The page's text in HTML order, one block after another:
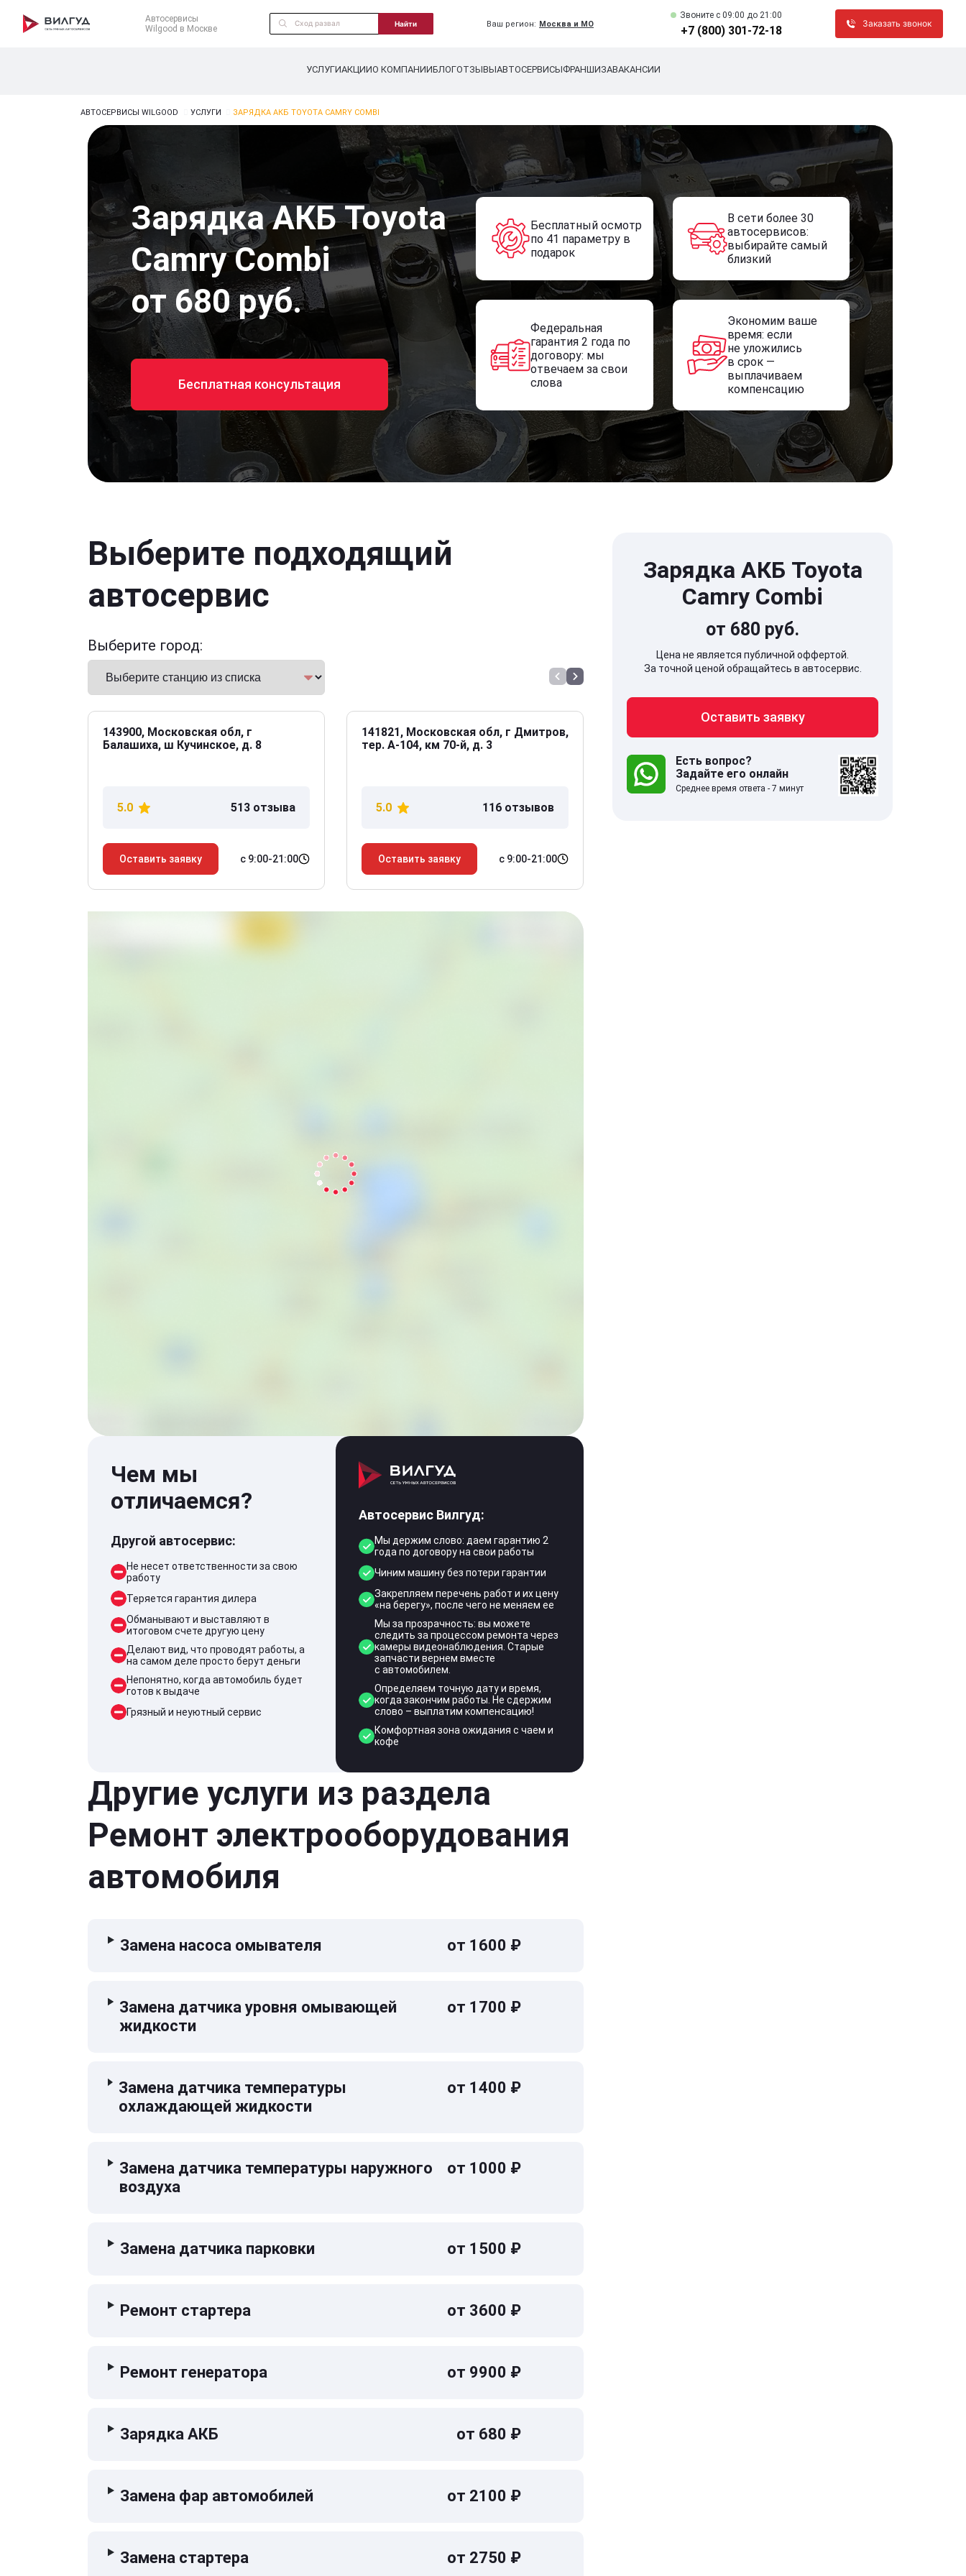
Автосервисы
Wilgood в Москве
Найти Ваш регион: Москва и МО
Звоните c 09:00 до 21:00
+7 (800) 301-72-18
Заказать звонок
УСЛУГИАКЦИИО КОМПАНИИБЛОГОТЗЫВЫАВТОСЕРВИСЫФРАНШИЗАВАКАНСИИ
АВТОСЕРВИСЫ WILGOOD УСЛУГИ ЗАРЯДКА АКБ TOYOTA CAMRY COMBI
Зарядка АКБ Toyota
Camry Combi
от 680 руб.
Бесплатная консультация
Бесплатный осмотр
по 41 параметру в
подарок
В сети более 30
автосервисов:
выбирайте самый
близкий
Федеральная
гарантия 2 года по
договору: мы
отвечаем за свои
слова
Экономим ваше
время: если
не уложились
в срок —
выплачиваем
компенсацию
Выберите подходящий
автосервис
Выберите город:
143900, Московская обл, г
Балашиха, ш Кучинское, д. 8
5.0 513 отзыва
Оставить заявку с 9:00-21:00
141821, Московская обл, г Дмитров,
тер. А-104, км 70-й, д. 3
5.0 116 отзывов
Оставить заявку с 9:00-21:00
141707, Московская обл,
дом 5
Чем мы
отличаемся?
Другой автосервис:
Не несет ответственности за свою
работу
Теряется гарантия дилера
Обманывают и выставляют в
итоговом счете другую цену
Делают вид, что проводят работы, а
на самом деле просто берут деньги
Непонятно, когда автомобиль будет
готов к выдаче
Грязный и неуютный сервис
Автосервис Вилгуд:
Мы держим слово: даем гарантию 2
года по договору на свои работы
Чиним машину без потери гарантии
Закрепляем перечень работ и их цену
«на берегу», после чего не меняем ее
Мы за прозрачность: вы можете
следить за процессом ремонта через
камеры видеонаблюдения. Старые
запчасти вернем вместе
с автомобилем.
Определяем точную дату и время,
когда закончим работы. Не сдержим
слово – выплатим компенсацию!
Комфортная зона ожидания с чаем и
кофе
Другие услуги из раздела
Ремонт электрооборудования
автомобиля
Замена насоса омывателя от 1600 ₽
Замена датчика уровня омывающей
жидкости
от 1700 ₽
Замена датчика температуры
охлаждающей жидкости
от 1400 ₽
Замена датчика температуры наружного
воздуха
от 1000 ₽
Замена датчика парковки от 1500 ₽
Ремонт стартера от 3600 ₽
Ремонт генератора от 9900 ₽
Зарядка АКБ от 680 ₽
Замена фар автомобилей от 2100 ₽
Замена стартера от 2750 ₽
Зарядка АКБ Toyota
Camry Combi
от 680 руб.
Цена не является публичной оффертой.
За точной ценой обращайтесь в автосервис.
Оставить заявку
Есть вопрос?
Задайте его онлайн
Среднее время ответа - 7 минут